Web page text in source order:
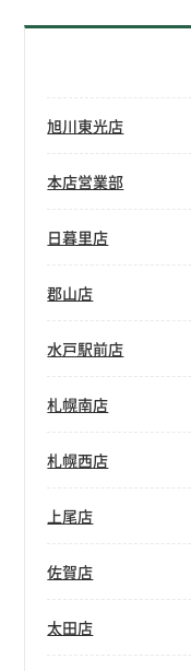
旭川東光店
本店営業部
日暮里店
郡山店
水戸駅前店
札幌南店
札幌西店
上尾店
佐賀店
太田店